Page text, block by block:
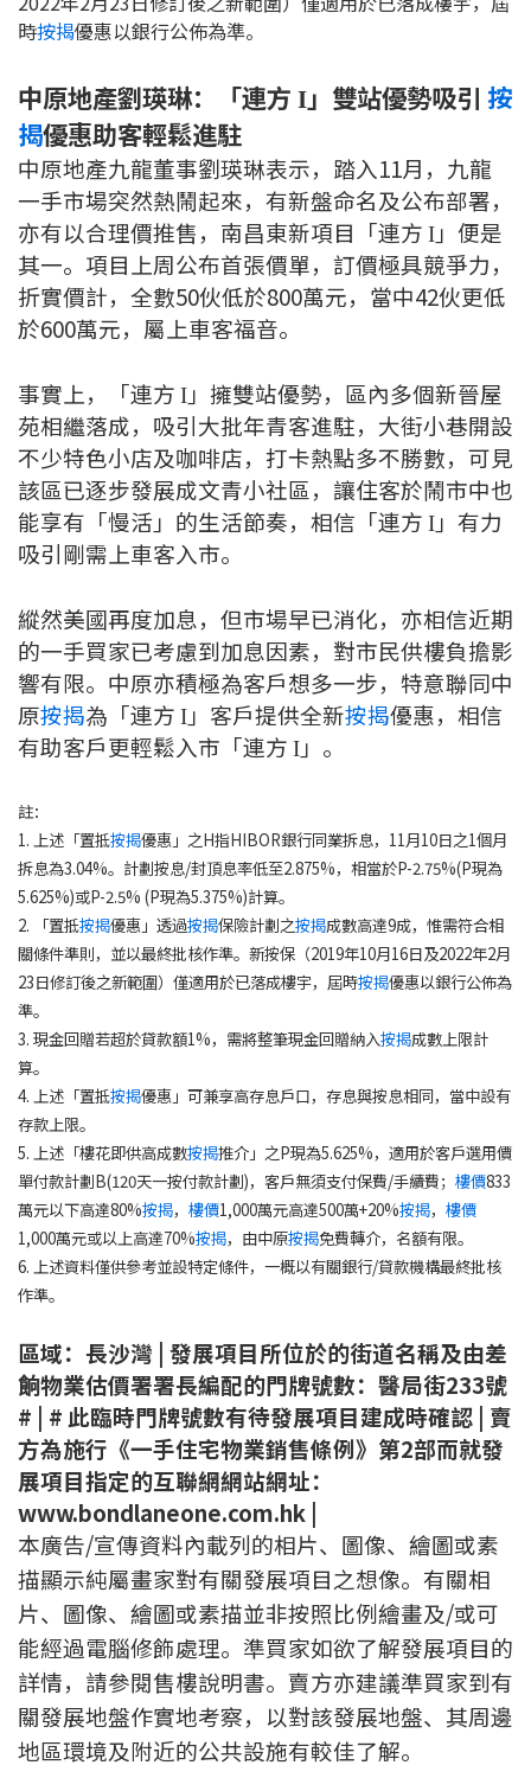
聯絡我們
網上申請按揭轉介
條款及細則
私隱政策
本網頁所提供資料僅作參考用途。
若因錯漏而引致任何不便或損失，中原按揭概不負責。
本網站採用無障礙網頁設計，如有任何問題，可查詢：
2889 2886 / cmb@mail.centanet.com
中原地產 | 網上搵樓 |
中原工商舖
© 2026 中原按揭經紀有限公司 Centaline Mortgage Broker Limited 版權所有
條款及細則
私隱政策聲明
時按揭優惠以銀行公佈為準。
中原地產劉瑛琳：「連方 I」雙站優勢吸引 按
揭優惠助客輕鬆進駐
中原地產九龍董事劉瑛琳表示，踏入11月，九龍
一手市場突然熱鬧起來，有新盤命名及公布部署，
亦有以合理價推售，南昌東新項目「連方 I 」便是
其一。項目上周公布首張價單，訂價極具競爭力，
折實價計，全數50伙低於800萬元，當中42伙更低
於600萬元，屬上車客福音。
事實上，「連方 I 」擁雙站優勢，區內多個新晉屋
苑相繼落成，吸引大批年青客進駐，大街小巷開設
不少特色小店及咖啡店，打卡熱點多不勝數，可見
該區已逐步發展成文青小社區，讓住客於鬧市中也
能享有「慢活」的生活節奏，相信「連方 I 」有力
吸引剛需上車客入市。
縱然美國再度加息，但市場早已消化，亦相信近期
的一手買家已考慮到加息因素，對市民供樓負擔影
響有限。中原亦積極為客戶想多一步，特意聯同中
原按揭為「連方 I 」客戶提供全新按揭優惠，相信
有助客戶更輕鬆入市「連方 I 」。
註：
1. 上述「置抵按揭優惠」之H指HIBOR銀行同業拆息，11月10日之1個月
拆息為3.04%。計劃按息/封頂息率低至2.875%，相當於P-2.75%(P現為
5.625%)或P-2.5% (P現為5.375%)計算。
2. 「置抵按揭優惠」透過按揭保險計劃之按揭成數高達9成，惟需符合相
關條件準則，並以最終批核作準。新按保（2019年10月16日及2022年2月
23日修訂後之新範圍）僅適用於已落成樓宇，屆時按揭優惠以銀行公佈為
準。
3. 現金回贈若超於貸款額1%，需將整筆現金回贈納入按揭成數上限計
算。
4. 上述「置抵按揭優惠」可兼享高存息戶口，存息與按息相同，當中設有
存款上限。
5. 上述「樓花即供高成數按揭推介」之P現為5.625%，適用於客戶選用價
單付款計劃B(120天一按付款計劃)，客戶無須支付保費/手續費； 樓價833
萬元以下高達80%按揭， 樓價1,000萬元高達500萬+20%按揭， 樓價
1,000萬元或以上高達70%按揭，由中原按揭免費轉介，名額有限。
6. 上述資料僅供參考並設特定條件，一概以有關銀行/貸款機構最終批核
作準。
區域：長沙灣 | 發展項目所位於的街道名稱及由差
餉物業估價署署長編配的門牌號數：醫局街233號
# | # 此臨時門牌號數有待發展項目建成時確認 | 賣
方為施行《一手住宅物業銷售條例》第2部而就發
展項目指定的互聯網網站網址：
www.bondlaneone.com.hk |
本廣告/宣傳資料內載列的相片、圖像、繪圖或素
描顯示純屬畫家對有關發展項目之想像。有關相
片、圖像、繪圖或素描並非按照比例繪畫及/或可
能經過電腦修飾處理。準買家如欲了解發展項目的
詳情，請參閱售樓說明書。賣方亦建議準買家到有
關發展地盤作實地考察，以對該發展地盤、其周邊
地區環境及附近的公共設施有較佳了解。